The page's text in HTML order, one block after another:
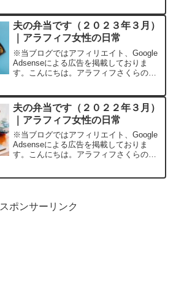
テル厚木の中にある「日本料理中津川」
でランチをし...
夫の弁当です（２０２３年３月）
｜アラフィフ女性の日常
※当ブログではアフィリエイト、Google
Adsenseによる広告を掲載しておりま
す。こんにちは。アラフィフさくらの普
（４～５年ぐらい前かな？）、とあるき
っかけで週に...
夫の弁当です（２０２２年３月）
｜アラフィフ女性の日常
※当ブログではアフィリエイト、Google
Adsenseによる広告を掲載しておりま
す。こんにちは。アラフィフさくらの普
スポンサーリンク